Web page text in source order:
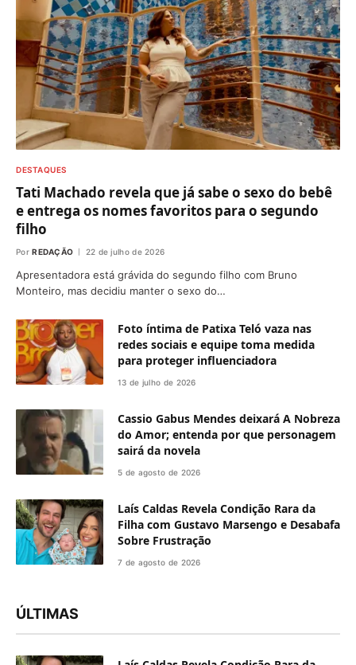
DESTAQUES
Tati Machado revela que já sabe o sexo do bebê
e entrega os nomes favoritos para o segundo
filho
Por REDAÇÃO 22 de julho de 2026
Apresentadora está grávida do segundo filho com Bruno
Monteiro, mas decidiu manter o sexo do…
Foto íntima de Patixa Teló vaza nas
redes sociais e equipe toma medida
para proteger influenciadora
13 de julho de 2026
Cassio Gabus Mendes deixará A Nobreza
do Amor; entenda por que personagem
sairá da novela
5 de agosto de 2026
Laís Caldas Revela Condição Rara da
Filha com Gustavo Marsengo e Desabafa
Sobre Frustração
7 de agosto de 2026
ÚLTIMAS